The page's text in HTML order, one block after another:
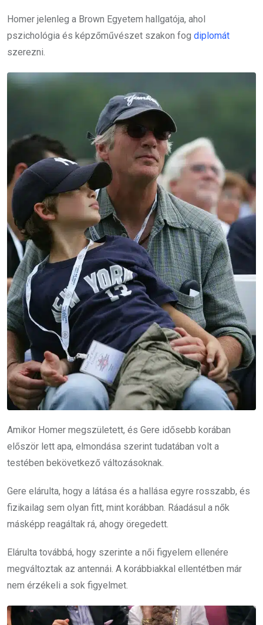
Homer jelenleg a Brown Egyetem hallgatója, ahol
pszichológia és képzőművészet szakon fog diplomát
szerezni.
Amikor Homer megszületett, és Gere idősebb korában
először lett apa, elmondása szerint tudatában volt a
testében bekövetkező változásoknak.
Gere elárulta, hogy a látása és a hallása egyre rosszabb, és
fizikailag sem olyan fitt, mint korábban. Ráadásul a nők
másképp reagáltak rá, ahogy öregedett.
Elárulta továbbá, hogy szerinte a női figyelem ellenére
megváltoztak az antennái. A korábbiakkal ellentétben már
nem érzékeli a sok figyelmet.